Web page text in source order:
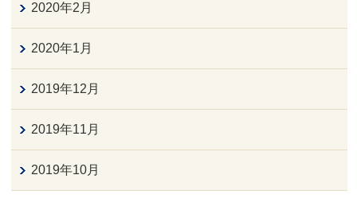
2020年2月
2020年1月
2019年12月
2019年11月
2019年10月